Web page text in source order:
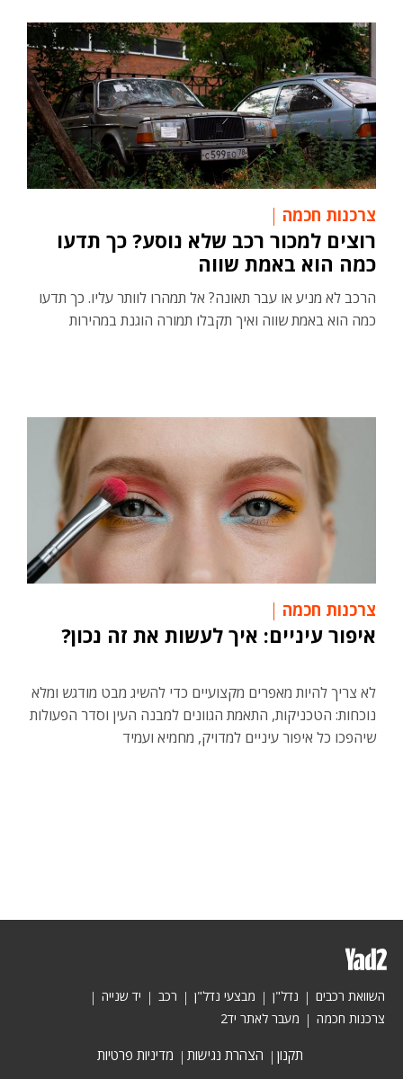
צרכנות חכמה
רוצים למכור רכב שלא נוסע? כך תדעו
כמה הוא באמת שווה
הרכב לא מניע או עבר תאונה? אל תמהרו לוותר עליו. כך תדעו
כמה הוא באמת שווה ואיך תקבלו תמורה הוגנת במהירות
צרכנות חכמה
איפור עיניים: איך לעשות את זה נכון?
לא צריך להיות מאפרים מקצועיים כדי להשיג מבט מודגש ומלא
נוכחות: הטכניקות, התאמת הגוונים למבנה העין וסדר הפעולות
שיהפכו כל איפור עיניים למדויק, מחמיא ועמיד
השוואת רכבים נדל"ן מבצעי נדל"ן רכב
יד שנייה
צרכנות חכמה
מעבר לאתר יד2
תקנון הצהרת נגישות מדיניות פרטיות